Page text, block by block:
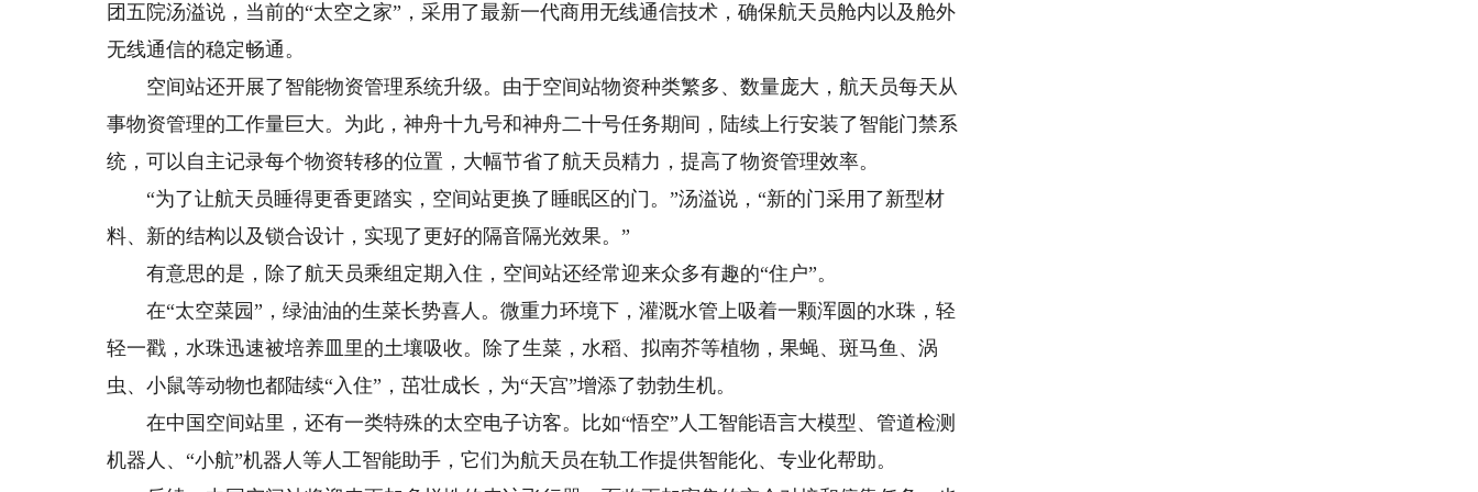
团五院汤溢说，当前的“太空之家”，采用了最新一代商用无线通信技术，确保航天员舱内以及舱外
无线通信的稳定畅通。
空间站还开展了智能物资管理系统升级。由于空间站物资种类繁多、数量庞大，航天员每天从
事物资管理的工作量巨大。为此，神舟十九号和神舟二十号任务期间，陆续上行安装了智能门禁系
统，可以自主记录每个物资转移的位置，大幅节省了航天员精力，提高了物资管理效率。
“为了让航天员睡得更香更踏实，空间站更换了睡眠区的门。”汤溢说，“新的门采用了新型材
料、新的结构以及锁合设计，实现了更好的隔音隔光效果。”
有意思的是，除了航天员乘组定期入住，空间站还经常迎来众多有趣的“住户”。
在“太空菜园”，绿油油的生菜长势喜人。微重力环境下，灌溉水管上吸着一颗浑圆的水珠，轻
轻一戳，水珠迅速被培养皿里的土壤吸收。除了生菜，水稻、拟南芥等植物，果蝇、斑马鱼、涡
虫、小鼠等动物也都陆续“入住”，茁壮成长，为“天宫”增添了勃勃生机。
在中国空间站里，还有一类特殊的太空电子访客。比如“悟空”人工智能语言大模型、管道检测
机器人、“小航”机器人等人工智能助手，它们为航天员在轨工作提供智能化、专业化帮助。